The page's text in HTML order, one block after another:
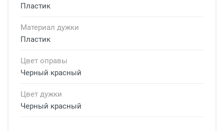
Пластик
Материал дужки
Пластик
Цвет оправы
Черный красный
Цвет дужки
Черный красный